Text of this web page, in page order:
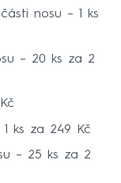
nosu – 1 ks
– 20 ks za 2
ks za 249 Kč
– 25 ks za 2